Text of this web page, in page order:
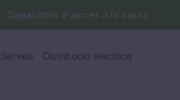
Capacitats d'accés a la xarxa
Serveis Distribució elèctrica